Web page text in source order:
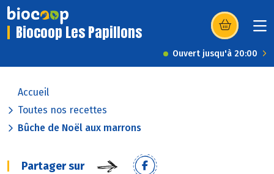
Biocoop Les Papillons (s’ouvre dans
Ouvert jusqu'à 20:00
Accueil
Toutes nos recettes
Bûche de Noël aux marrons
Partager sur